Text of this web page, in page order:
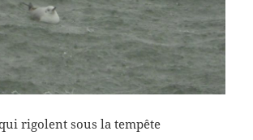
rigolent sous la tempête